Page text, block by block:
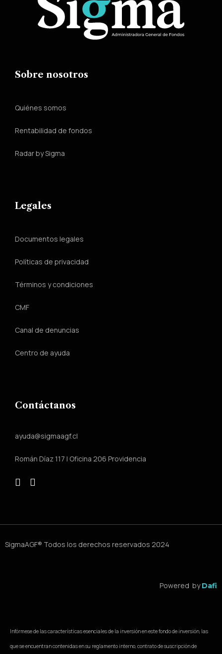
Sobre nosotros
Quiénes somos
Rentabilidad de fondos
Radar by Sigma
Legales
Documentos legales
Políticas de privacidad
Términos y condiciones
CMF
Canal de denuncias
Centro de ayuda
Contáctanos
ayuda@sigmaagf.cl
Román Díaz 117 | Oficina 206 Providencia
SigmaAGF® Todos los derechos reservados 2024
Powered byDafi
Infórmese de las características esenciales de la inversión en este fondo de inversión, las
que se encuentran contenidas en su reglamento interno, contrato de suscripción de